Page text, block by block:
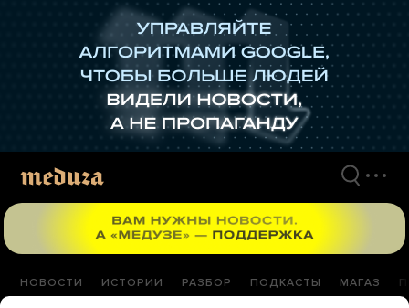
НОВОСТИ ИСТОРИИ РАЗБОР ПОДКАСТЫ МАГАЗ